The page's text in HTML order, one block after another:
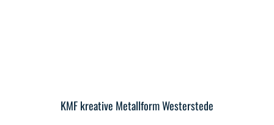
KMF kreative Metallform Westerstede